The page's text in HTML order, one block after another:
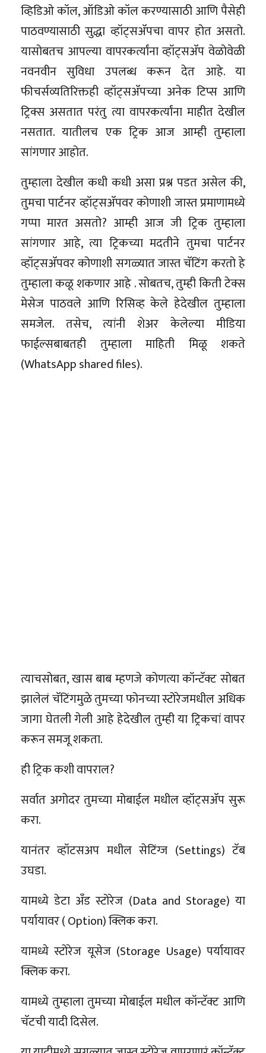
व्हिडिओ कॉल, ऑडिओ कॉल करण्यासाठी आणि पैसेही
पाठवण्यासाठी सुद्धा व्हॉट्सॲपचा वापर होत असतो.
यासोबतच आपल्या वापरकर्त्यांना व्हॉट्सॲप वेळोवेळी
नवनवीन सुविधा उपलब्ध करून देत आहे. या
फीचर्सव्यतिरिक्तही व्हॉट्सॲपच्या अनेक टिप्स आणि
ट्रिक्स असतात परंतु त्या वापरकर्त्यांना माहीत देखील
नसतात. यातीलच एक ट्रिक आज आम्ही तुम्हाला
सांगणार आहोत.
तुम्हाला देखील कधी कधी असा प्रश्न पडत असेल की,
तुमचा पार्टनर व्हॉट्सॲपवर कोणाशी जास्त प्रमाणामध्ये
गप्पा मारत असतो? आम्ही आज जी ट्रिक तुम्हाला
सांगणार आहे, त्या ट्रिकच्या मदतीने तुमचा पार्टनर
व्हॉट्सॲपवर कोणाशी सगळ्यात जास्त चॅटिंग करतो हे
तुम्हाला कळू शकणार आहे . सोबतच, तुम्ही किती टेक्स
मेसेज पाठवले आणि रिसिव्ह केले हेदेखील तुम्हाला
समजेल. तसेच, त्यांनी शेअर केलेल्या मीडिया
फाईल्सबाबतही तुम्हाला माहिती मिळू शकते
(WhatsApp shared files).
त्याचसोबत, खास बाब म्हणजे कोणत्या कॉन्टॅक्ट सोबत
झालेलं चॅटिंगमुळे तुमच्या फोनच्या स्टोरेजमधील अधिक
जागा घेतली गेली आहे हेदेखील तुम्ही या ट्रिकचां वापर
करून समजू शकता.
ही ट्रिक कशी वापराल?
सर्वात अगोदर तुमच्या मोबाईल मधील व्हॉट्सॲप सुरू
करा.
यानंतर व्हॉटसअप मधील सेटिंग्ज (Settings) टॅब
उघडा.
यामध्ये डेटा अँड स्टोरेज (Data and Storage) या
पर्यायावर ( Option) क्लिक करा.
यामध्ये स्टोरेज यूसेज (Storage Usage) पर्यायावर
क्लिक करा.
यामध्ये तुम्हाला तुमच्या मोबाईल मधील कॉन्टॅक्ट आणि
चॅटची यादी दिसेल.